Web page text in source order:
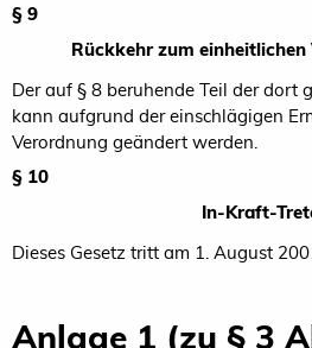
§ 9
Rückkehr zum
Der auf § 8 beruhende Teil der dort
kann aufgrund der einschlägigen
Verordnung geändert werden.
§ 10
In-Kraft-
Dieses Gesetz tritt am 1. August
Anlage 1 (zu § 3